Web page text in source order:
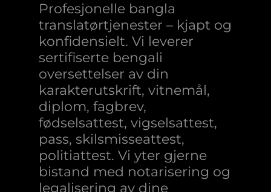
Profesjonelle bangla
translatørtjenester – kjapt og
konfidensielt. Vi leverer
sertifiserte bengali
oversettelser av din
karakterutskrift, vitnemål,
diplom, fagbrev,
fødselsattest, vigselsattest,
pass, skilsmisseattest,
politiattest. Vi yter gjerne
bistand med notarisering og
legalisering av dine